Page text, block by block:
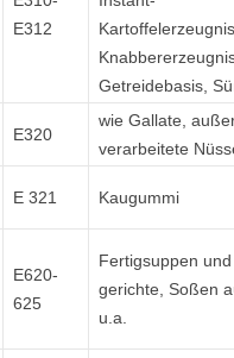
E312
Getreidebasis,
E320
wie Gallate,
verarbeitete
E 321 Kaugummi
E620-
625
Fertigsuppen
gerichte, Soßen
u.a.